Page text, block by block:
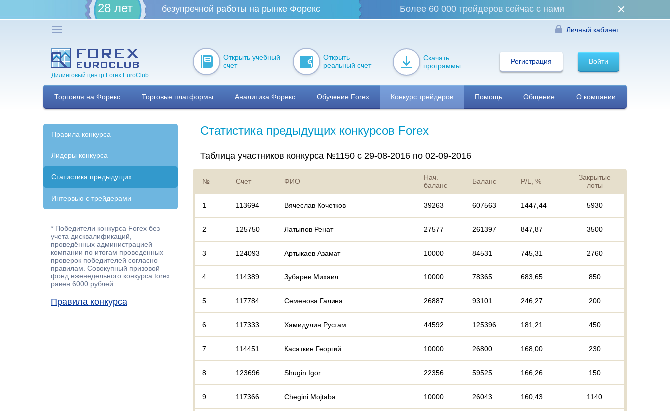
28 лет безупречной работы на рынке Форекс Более 60 000 трейдеров сейчас с нами
Личный кабинет
Дилинговый центр Forex EuroClub
Открыть учебный
счет
Открыть
реальный счет
Скачать
программы
Войти
Регистрация
Торговля на Форекс Торговые платформы Аналитика Форекс Обучение Forex Конкурс трейдеров Помощь Общение О компании
Правила конкурса
Лидеры конкурса
Статистика предыдущих
Интервью с трейдерами
* Победители конкурса Forex без
учета дисквалификаций,
проведённых администрацией
компании по итогам проведенных
проверок победителей согласно
правилам. Совокупный призовой
фонд еженедельного конкурса forex
равен 6000 рублей.
Правила конкурса
Статистика предыдущих конкурсов Forex
Таблица участников конкурса №1150 с 29-08-2016 по 02-09-2016
№ Счет ФИО
Нач.
баланс
Баланс P/L, %
Закрытые
лоты
1 113694 Вячеслав Кочетков 39263 607563 1447,44 5930
2 125750 Латыпов Ренат 27577 261397 847,87 3500
3 124093 Артыкаев Азамат 10000 84531 745,31 2760
4 114389 Зубарев Михаил 10000 78365 683,65 850
5 117784 Семенова Галина 26887 93101 246,27 200
6 117333 Хамидулин Рустам 44592 125396 181,21 450
7 114451 Касаткин Георгий 10000 26800 168,00 230
8 123696 Shugin Igor 22356 59525 166,26 150
9 117366 Chegini Mojtaba 10000 26043 160,43 1140